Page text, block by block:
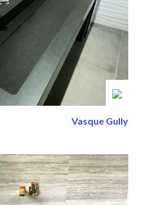
Vasque Gully